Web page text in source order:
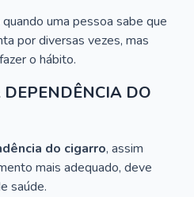
uma pessoa sabe que
por diversas vezes, mas
o hábito.
DO
do cigarro, assim
mais adequado, deve
saúde.